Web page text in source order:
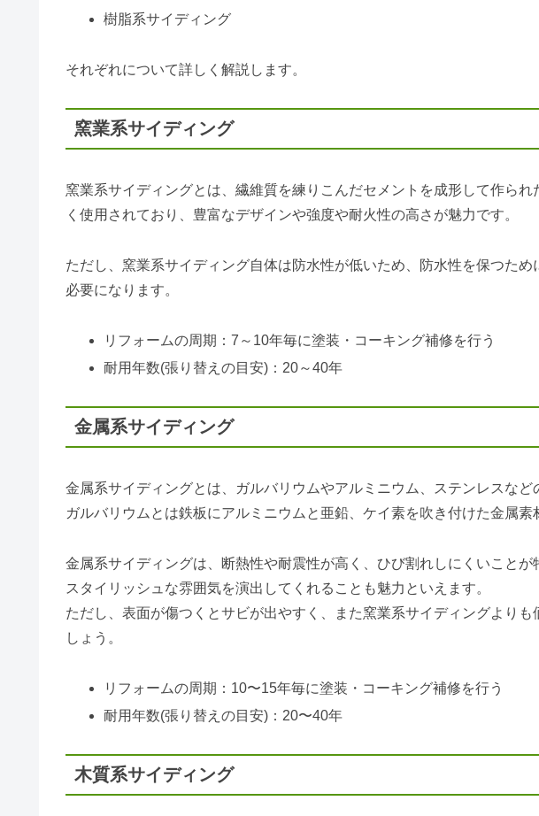
樹脂系サイディング
それぞれについて詳しく解説します。
窯業系サイディング
窯業系サイディングとは、繊維質を練りこんだセメントを成形して作ら
く使用されており、豊富なデザインや強度や耐火性の高さが魅力です。
ただし、窯業系サイディング自体は防水性が低いため、防水性を保つた
必要になります。
リフォームの周期：7～10年毎に塗装・コーキング補修を行う
耐用年数(張り替えの目安)：20～40年
金属系サイディング
金属系サイディングとは、ガルバリウムやアルミニウム、ステンレスなど
ガルバリウムとは鉄板にアルミニウムと亜鉛、ケイ素を吹き付けた金属素
金属系サイディングは、断熱性や耐震性が高く、ひび割れしにくいこと
スタイリッシュな雰囲気を演出してくれることも魅力といえます。
ただし、表面が傷つくとサビが出やすく、また窯業系サイディングよりも
しょう。
リフォームの周期：10〜15年毎に塗装・コーキング補修を行う
耐用年数(張り替えの目安)：20〜40年
木質系サイディング